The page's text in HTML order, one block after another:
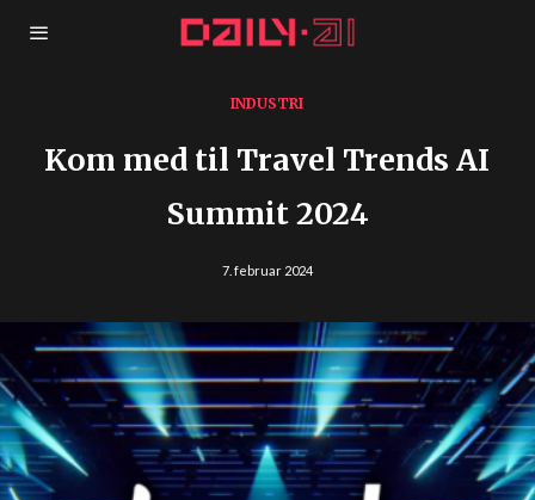
INDUSTRI
Kom med til Travel Trends AI
Summit 2024
7. februar 2024